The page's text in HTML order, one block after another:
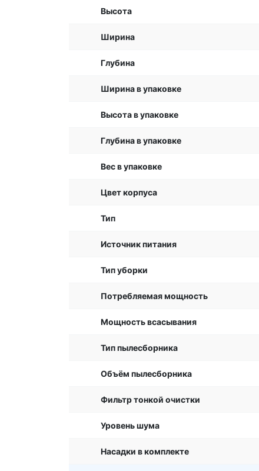
Высота
Ширина
Глубина
Ширина в упаковке
Высота в упаковке
Глубина в упаковке
Вес в упаковке
Цвет корпуса
Тип
Источник питания
Тип уборки
Потребляемая мощность
Мощность всасывания
Тип пылесборника
Объём пылесборника
Фильтр тонкой очистки
Уровень шума
Насадки в комплекте